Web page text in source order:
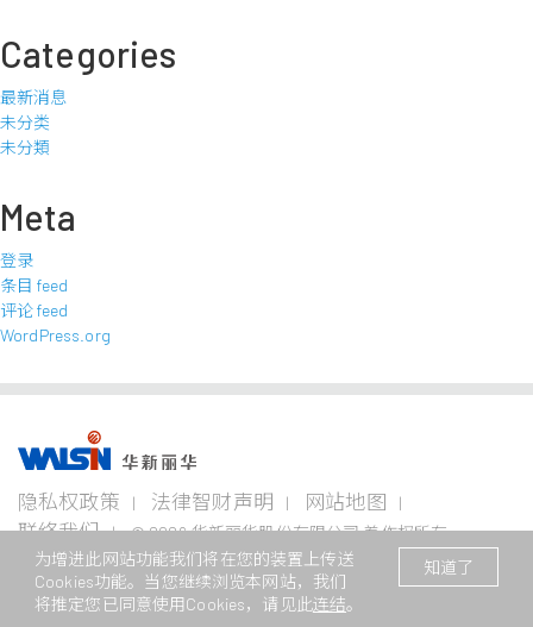
Categories
最新消息
未分类
未分類
Meta
登录
条目 feed
评论 feed
WordPress.org
事业版图
电缆
事业
业
Steeval®
事业
金
者专
栏
公司治
理
华新
人
华新生
活
华新
丽华
公司介
企业永
续概观
隐私权政策 法律智财声明
网站地图
联络我们
© 2026 华新丽华股份有限公司 着作权所有
本网站支援Edge、Firefox、Safari及Chrome浏览/ Website registration number : 苏
ICP备11082949号
知道了
为增进此网站功能我们将在您的装置上传送
Cookies功能。当您继续浏览本网站，我们
将推定您已同意使用Cookies，请见此连结。